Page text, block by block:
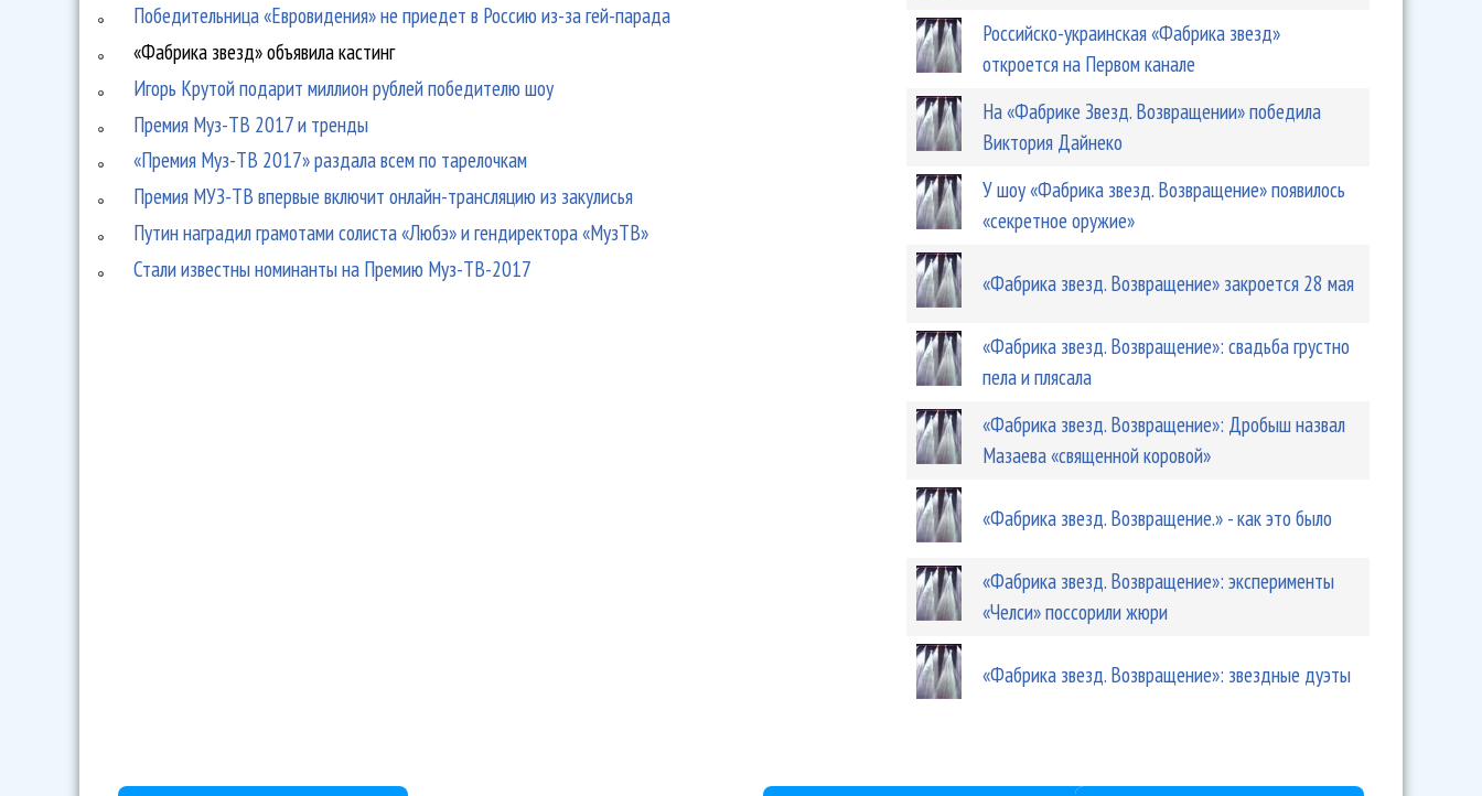
Победительница «Евровидения» не приедет в Россию из-за гей-парада
«Фабрика звезд» объявила кастинг
Игорь Крутой подарит миллион рублей победителю шоу
Премия Муз-ТВ 2017 и тренды
«Премия Муз-ТВ 2017» раздала всем по тарелочкам
Премия МУЗ-ТВ впервые включит онлайн-трансляцию из закулисья
Путин наградил грамотами солиста «Любэ» и гендиректора «МузТВ»
Стали известны номинанты на Премию Муз-ТВ-2017
Российско-украинская «Фабрика звезд»
откроется на Первом канале
На «Фабрике Звезд. Возвращении» победила
Виктория Дайнеко
У шоу «Фабрика звезд. Возвращение» появилось
«секретное оружие»
«Фабрика звезд. Возвращение» закроется 28 мая
«Фабрика звезд. Возвращение»: свадьба грустно
пела и плясала
«Фабрика звезд. Возвращение»: Дробыш назвал
Мазаева «священной коровой»
«Фабрика звезд. Возвращение.» - как это было
«Фабрика звезд. Возвращение»: эксперименты
«Челси» поссорили жюри
«Фабрика звезд. Возвращение»: звездные дуэты